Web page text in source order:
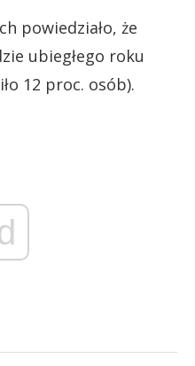
powiedziało, że
ubiegłego roku
12 proc. osób).